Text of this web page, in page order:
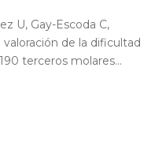
U, Gay-Escoda C,
de la dificultad
terceros molares...